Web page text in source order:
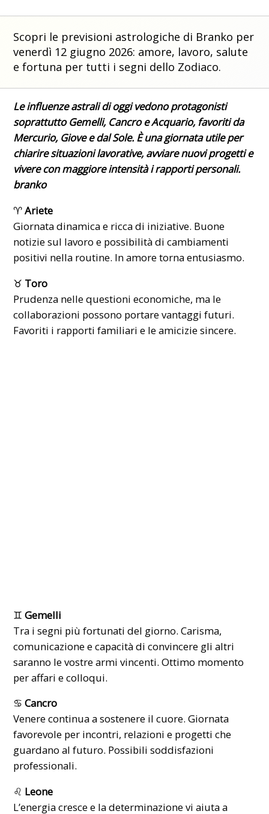
Scopri le previsioni astrologiche di Branko per
venerdì 12 giugno 2026: amore, lavoro, salute
e fortuna per tutti i segni dello Zodiaco.
Le influenzeastralidi oggi vedono protagonisti
soprattutto Gemelli, Cancro e Acquario, favoriti da
Mercurio, Giove e dal Sole. È una giornata utile per
chiarire situazioni lavorative, avviare nuovi progetti e
vivere con maggiore intensità i rapporti personali.
branko
♈Ariete
Giornata dinamica e ricca di iniziative. Buone
notizie sul lavoro e possibilità di cambiamenti
positivi nella routine. In amore torna entusiasmo.
♉ Toro
Prudenza nelle questioni economiche, ma le
collaborazioni possono portare vantaggi futuri.
Favoriti i rapporti familiari e le amicizie sincere.
♊Gemelli
Tra i segni più fortunati del giorno. Carisma,
comunicazione e capacità di convincere gli altri
saranno le vostre armi vincenti. Ottimo momento
per affari e colloqui.
♋Cancro
Venere continua a sostenere il cuore. Giornata
favorevole per incontri, relazioni e progetti che
guardano al futuro. Possibili soddisfazioni
professionali.
♌ Leone
L’energia cresce e la determinazione vi aiuta a